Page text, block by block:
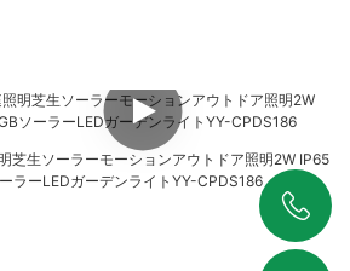
芝生ソーラーモーションアウトドア照明2W IP65
ラーLEDガーデンライトYY-CPDS186